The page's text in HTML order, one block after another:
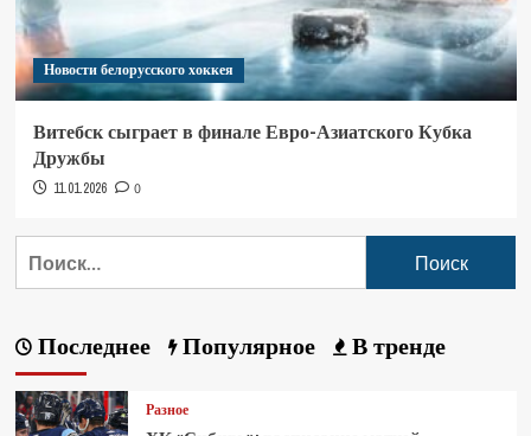
Новости белорусского хоккея
Витебск сыграет в финале Евро-Азиатского Кубка
Дружбы
11.01.2026 0
Последнее Популярное В тренде
Разное